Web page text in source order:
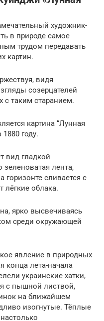
художник-
в природе самое
трудом передавать
картин.
видя
созерцателей
таким старанием.
картина “Лунная
году.
вид гладкой
зеленоватая лента,
горизонте сливается с
облака.
ярко высвечиваясь
среди окружающей
явление в природных
конца лета-начала
украинские хатки,
с пышной листвой,
на ближайшем
изогнутые. Тёплые